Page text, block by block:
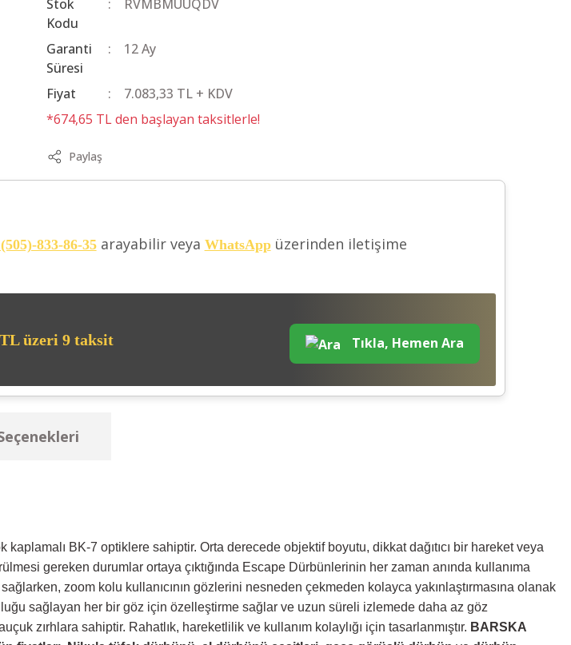
Stok
Kodu
RVMBMUUQDV
Garanti
Süresi
12 Ay
Fiyat
7.083,33 TL + KDV
*674,65 TL den başlayan taksitlerle!
Paylaş
833-86-35arayabilir veya WhatsAppüzerinden iletişime
üzeri 9 taksit Tıkla, Hemen Ara
BK-7 optiklere sahiptir. Orta derecede objektif boyutu, dikkat dağıtıcı bir hareket veya
gereken durumlar ortaya çıktığında Escape Dürbünlerinin her zaman anında kullanıma
zoom kolu kullanıcının gözlerini nesneden çekmeden kolayca yakınlaştırmasına olanak
sağlayan her bir göz için özelleştirme sağlar ve uzun süreli izlemede daha az göz
zırhlara sahiptir. Rahatlık, hareketlilik ve kullanım kolaylığı için tasarlanmıştır. BARSKA